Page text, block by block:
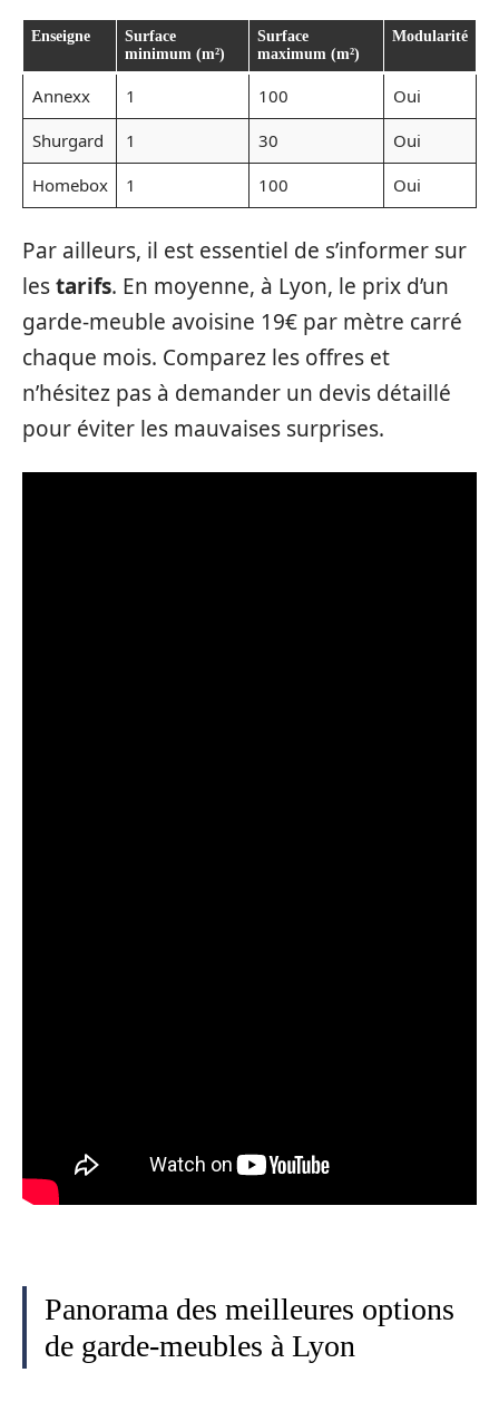
Enseigne
Surface
minimum (m²)
Surface
maximum (m²)
Modularité
Annexx 1 100
Oui
Shurgard
1 30
Oui
Homebox
1 100 Oui
Par ailleurs, il est essentiel de s’informer sur
lestarifs. En moyenne, à Lyon, le prix d’un
garde-meuble avoisine 19€ par mètre carré
chaque mois. Comparez les offres et
n’hésitez pas à demander un devis détaillé
pour éviter les mauvaises surprises.
Panorama des meilleures options
de garde-meubles à Lyon